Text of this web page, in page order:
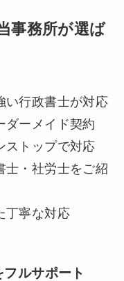
事務所が選ば
い行政書士が対応
ダーメイド契約
ストップで対応
士・社労士をご紹
丁寧な対応
ルサポート